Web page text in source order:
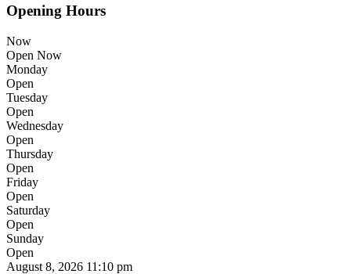
Opening Hours
Now
Open Now
Monday
Open
Tuesday
Open
Wednesday
Open
Thursday
Open
Friday
Open
Saturday
Open
Sunday
Open
August 8, 2026 11:10 pm